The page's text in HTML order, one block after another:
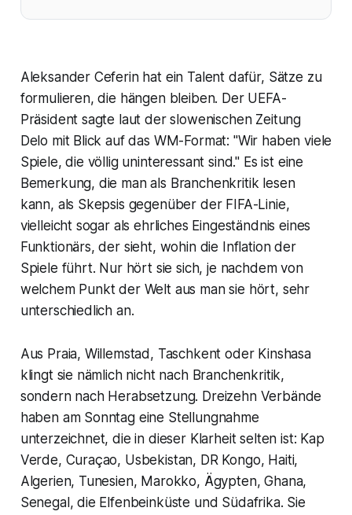
Aleksander Ceferin hat ein Talent dafür, Sätze zu
formulieren, die hängen bleiben. Der UEFA-
Präsident sagte laut der slowenischen Zeitung
Delo mit Blick auf das WM-Format: "Wir haben viele
Spiele, die völlig uninteressant sind." Es ist eine
Bemerkung, die man als Branchenkritik lesen
kann, als Skepsis gegenüber der FIFA-Linie,
vielleicht sogar als ehrliches Eingeständnis eines
Funktionärs, der sieht, wohin die Inflation der
Spiele führt. Nur hört sie sich, je nachdem von
welchem Punkt der Welt aus man sie hört, sehr
unterschiedlich an.
Aus Praia, Willemstad, Taschkent oder Kinshasa
klingt sie nämlich nicht nach Branchenkritik,
sondern nach Herabsetzung. Dreizehn Verbände
haben am Sonntag eine Stellungnahme
unterzeichnet, die in dieser Klarheit selten ist: Kap
Verde, Curaçao, Usbekistan, DR Kongo, Haiti,
Algerien, Tunesien, Marokko, Ägypten, Ghana,
Senegal, die Elfenbeinküste und Südafrika. Sie